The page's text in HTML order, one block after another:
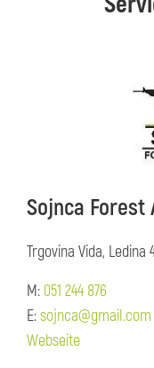
Sojnca Forest
Trgovina Vida, Ledina
M: 051 244 876
E:sojnca@gmail.com
Webseite